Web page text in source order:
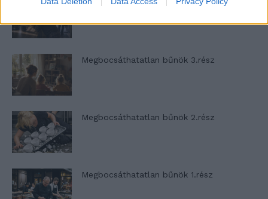
Öt másodperc
Megbocsáthatatlan bűnök 3.rész
Megbocsáthatatlan bűnök 2.rész
Megbocsáthatatlan bűnök 1.rész